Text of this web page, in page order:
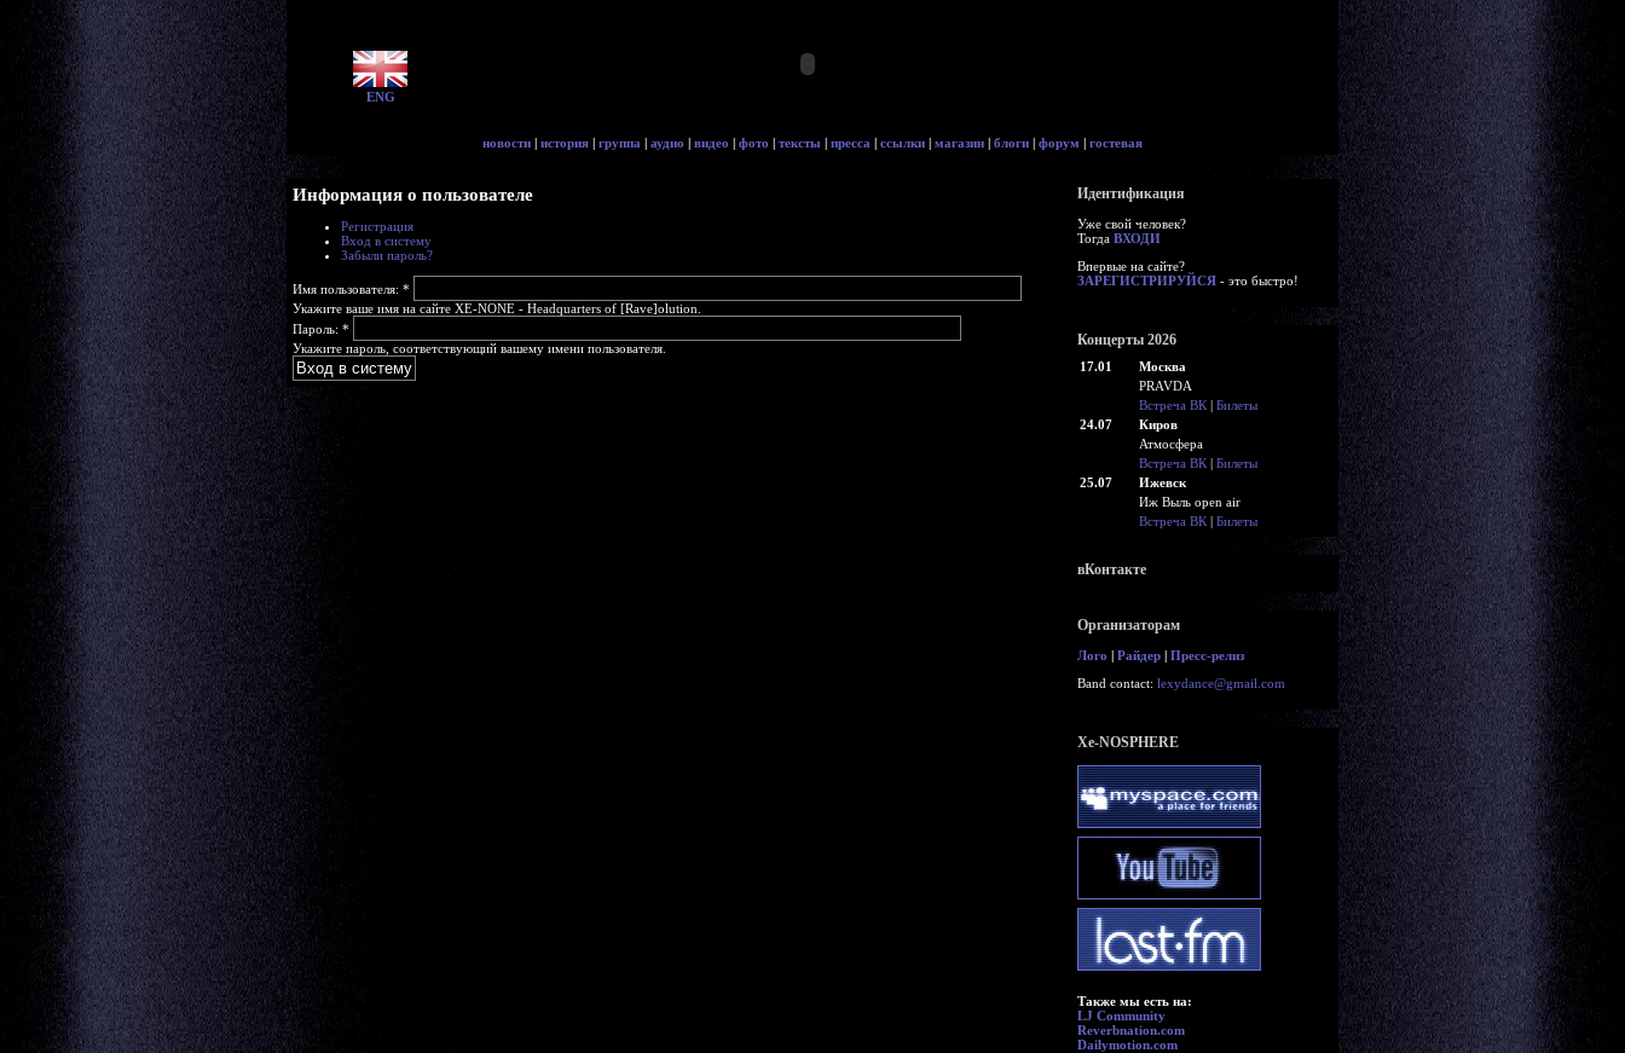
ENG
новости | история | группа | аудио | видео | фото | тексты | пресса | ссылки | магазин | блоги | форум | гостевая
Информация о пользователе
Регистрация
Вход в систему
Забыли пароль?
Имя пользователя: *
Укажите ваше имя на сайте XE-NONE - Headquarters of [Rave]olution.
Пароль: *
Укажите пароль, соответствующий вашему имени пользователя.
Идентификация
Уже свой человек?
Тогда ВХОДИ
Впервые на сайте?
ЗАРЕГИСТРИРУЙСЯ - это быстро!
Концерты 2026
17.01
Москва
PRAVDA
Встреча ВК | Билеты
24.07
Киров
Атмосфера
Встреча ВК | Билеты
25.07
Ижевск
Иж Выль open air
Встреча ВК | Билеты
вКонтакте
Организаторам
Лого | Райдер | Пресс-релиз
Band contact: lexydance@gmail.com
Xe-NOSPHERE
Также мы есть на:
LJ Community
Reverbnation.com
Dailymotion.com